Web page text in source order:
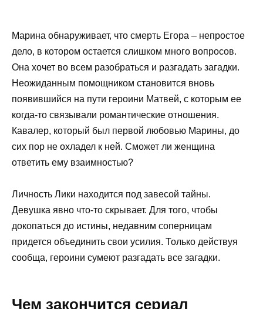
Марина обнаруживает, что смерть Егора – непростое
дело, в котором остается слишком много вопросов.
Она хочет во всем разобраться и разгадать загадки.
Неожиданным помощником становится вновь
появившийся на пути героини Матвей, с которым ее
когда-то связывали романтические отношения.
Кавалер, который был первой любовью Марины, до
сих пор не охладел к ней. Сможет ли женщина
ответить ему взаимностью?
Личность Лики находится под завесой тайны.
Девушка явно что-то скрывает. Для того, чтобы
докопаться до истины, недавним соперницам
придется объединить свои усилия. Только действуя
сообща, героини сумеют разгадать все загадки.
Чем закончится сериал